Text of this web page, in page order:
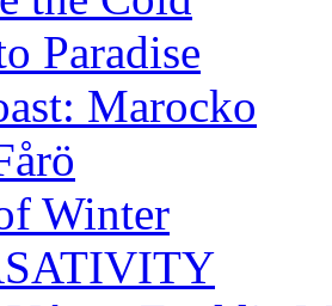
Paradise
Marocko
Winter